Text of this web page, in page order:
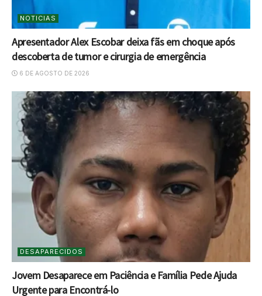
NOTICIAS
Apresentador Alex Escobar deixa fãs em choque após
descoberta de tumor e cirurgia de emergência
6 DE AGOSTO DE 2026
DESAPARECIDOS
Jovem Desaparece em Paciência e Família Pede Ajuda
Urgente para Encontrá-lo